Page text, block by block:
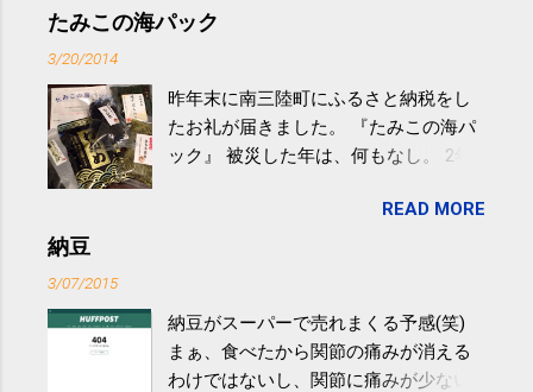
するものだけが運動ではない。 食べ
けると改善する、との結果を筑波大の
研究チームが発表した。改善が期待で
きるのは、過度の飲酒が原因ではない
減らなくても効果があるという。 正田
波大「減量しなくても効果」 - ニュー
ス - アピタル（医療・健康）
たみこの海パック
3/20/2014
昨年末に南三陸町にふるさと納税をし
たお礼が届きました。 『たみこの海パ
ック』 被災した年は、何もなし。 2年
が『たみこの海パック』。 ボランティ
全く考えていなかったので、貰えると
少しづつ復興してる感が伝わってきて
嬉しいです。 あと、ふるさと納税が節
READ MORE
納豆
3/07/2015
納豆がスーパーで売れまくる予感(笑)
まぁ、食べたから関節の痛みが消える
わけではないし、関節に痛みが少ない